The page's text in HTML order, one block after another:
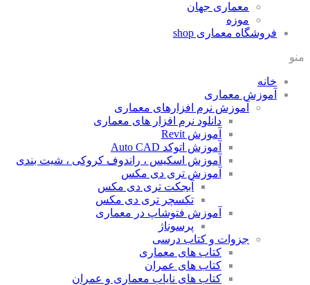
معماری جهان
موزه
فروشگاه معماری shop
منو
خانه
آموزش معماری
آموزش نرم افزارهای معماری
دانلود نرم افزار های معماری
آموزش Revit
آموزش اتوکد Auto CAD
آموزش اسکیس ، راندوف کروکی ، شیت بندی
آموزش تری دی مکس
آبجکت تری دی مکس
تکسچر تری دی مکس
آموزش فتوشاپ در معماری
پرسوناژ
جزوات و کتاب درسی
کتاب های معماری
کتاب های عمران
کتاب های نایاب معماری و عمران